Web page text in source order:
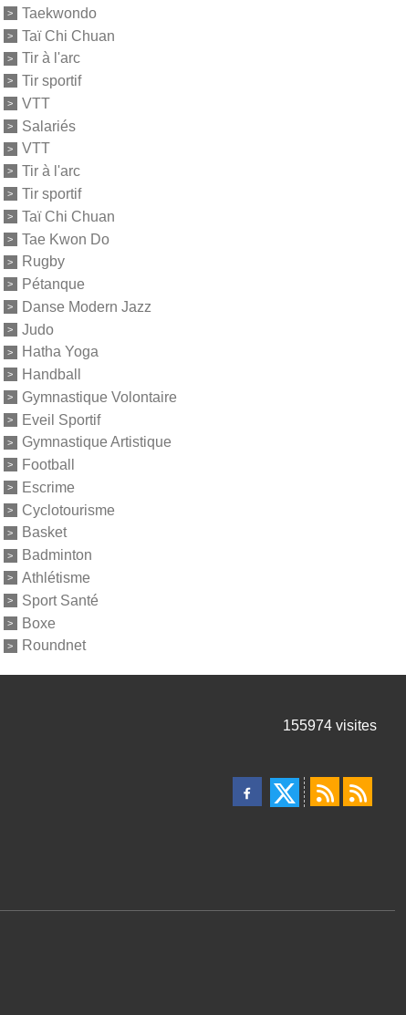
Taekwondo
Taï Chi Chuan
Tir à l'arc
Tir sportif
VTT
Salariés
VTT
Tir à l'arc
Tir sportif
Taï Chi Chuan
Tae Kwon Do
Rugby
Pétanque
Danse Modern Jazz
Judo
Hatha Yoga
Handball
Gymnastique Volontaire
Eveil Sportif
Gymnastique Artistique
Football
Escrime
Cyclotourisme
Basket
Badminton
Athlétisme
Sport Santé
Boxe
Roundnet
155974 visites